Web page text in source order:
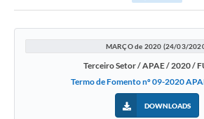
Feriados e Datas Comemorativas
Galeria de Vídeos
MARÇO de 2020 (24/03/
Terceiro Setor / APAE / 2020 /
Termo de Fomento nº 09-2020
DOWNLOADS